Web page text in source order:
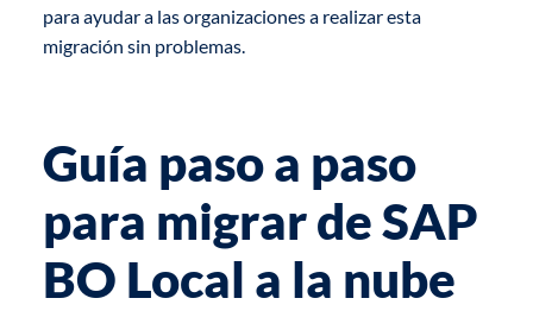
para ayudar a las organizaciones a realizar esta
migración sin problemas.
Guía paso a paso
para migrar de SAP
BO Local a la nube